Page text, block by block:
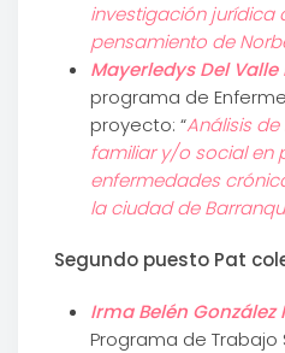
investigación jurídica
pensamiento de
Mayerledys Del Valle
programa de
proyecto: “Análisis
familiar y/o social en
enfermedades
la ciudad de
Segundo puesto Pat
Irma Belén González
Programa de Trabajo